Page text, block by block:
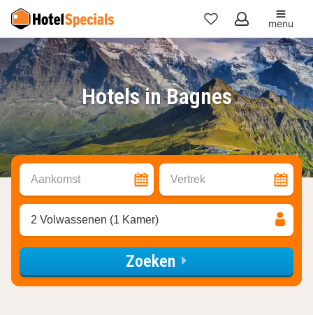
Mijn
favorieten
menu
Hotels in Bagnes
Aankomst Vertrek
2 Volwassenen (1 Kamer)
Zoeken